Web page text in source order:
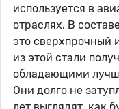
используется в
отраслях. В
это сверхпрочный
из этой стали
обладающими
Они долго не